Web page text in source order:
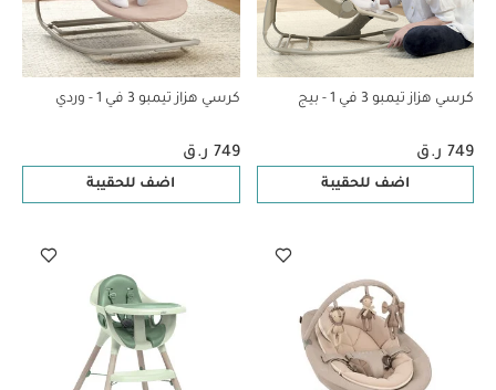
كرسي هزاز تيمبو 3 في 1 - بيج
749 ر.ق
اضف للحقيبة
كرسي هزاز تيمبو 3 في 1 - وردي
749 ر.ق
اضف للحقيبة